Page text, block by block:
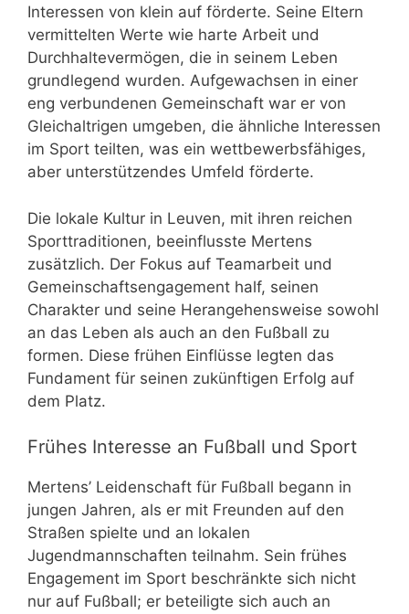
Interessen von klein auf förderte. Seine Eltern
vermittelten Werte wie harte Arbeit und
Durchhaltevermögen, die in seinem Leben
grundlegend wurden. Aufgewachsen in einer
eng verbundenen Gemeinschaft war er von
Gleichaltrigen umgeben, die ähnliche Interessen
im Sport teilten, was ein wettbewerbsfähiges,
aber unterstützendes Umfeld förderte.
Die lokale Kultur in Leuven, mit ihren reichen
Sporttraditionen, beeinflusste Mertens
zusätzlich. Der Fokus auf Teamarbeit und
Gemeinschaftsengagement half, seinen
Charakter und seine Herangehensweise sowohl
an das Leben als auch an den Fußball zu
formen. Diese frühen Einflüsse legten das
Fundament für seinen zukünftigen Erfolg auf
dem Platz.
Frühes Interesse an Fußball und Sport
Mertens’ Leidenschaft für Fußball begann in
jungen Jahren, als er mit Freunden auf den
Straßen spielte und an lokalen
Jugendmannschaften teilnahm. Sein frühes
Engagement im Sport beschränkte sich nicht
nur auf Fußball; er beteiligte sich auch an